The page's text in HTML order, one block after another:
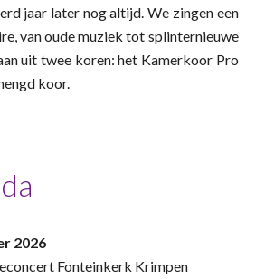
jaar later nog altijd. We zingen een
van oude muziek tot splinternieuwe
uit twee koren: het Kamerkoor Pro
koor.
2026
Fonteinkerk Krimpen